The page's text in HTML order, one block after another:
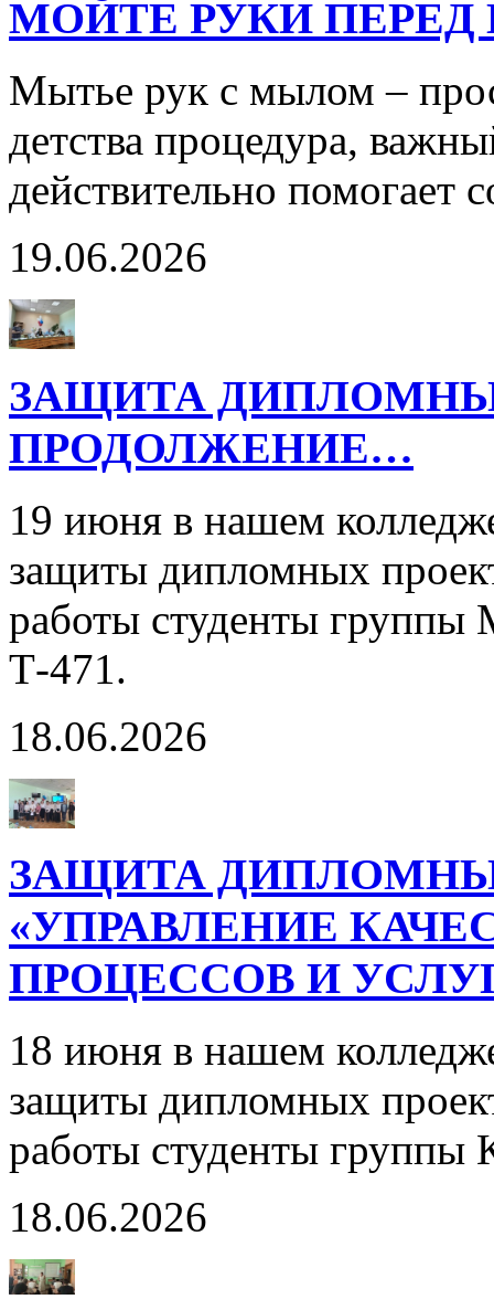
МОЙТЕ РУКИ ПЕРЕД
Мытье рук с мылом –
детства процедура,
действительно помогает
19.06.2026
ЗАЩИТА
ПРОДОЛЖЕНИЕ…
19 июня в нашем
защиты дипломных
работы студенты
Т-471.
18.06.2026
ЗАЩИТА
«УПРАВЛЕНИЕ
ПРОЦЕССОВ И
18 июня в нашем
защиты дипломных
работы студенты
18.06.2026